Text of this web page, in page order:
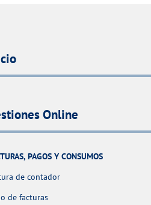
Online
PAGOS Y CONSUMOS
de contador
de facturas